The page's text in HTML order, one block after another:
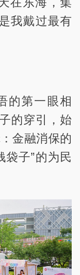
我戴过最有
的第一眼相
的穿引，始
金融消保的
袋子”的为民